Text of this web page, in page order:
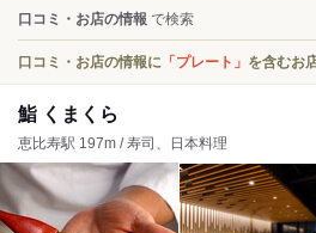
口コミ・お店の情報 で検索
口コミ・お店の情報に 「プレート」 を含むお
鮨 くまくら
恵比寿駅 197m / 寿司、日本料理